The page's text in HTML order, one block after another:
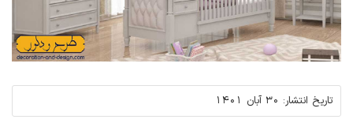
تاریخ انتشار: 30 آبان 1401